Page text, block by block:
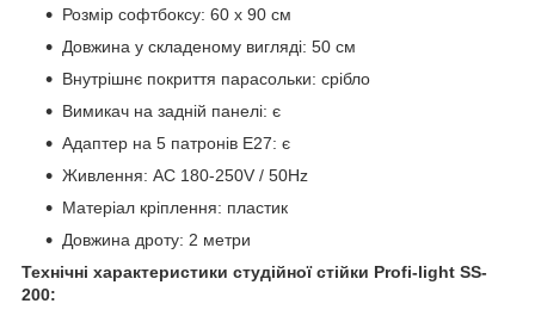
Розмір софтбоксу: 60 х 90 см
Довжина у складеному вигляді: 50 см
Внутрішнє покриття парасольки: срібло
Вимикач на задній панелі: є
Адаптер на 5 патронів E27: є
Живлення: AC 180-250V / 50Hz
Матеріал кріплення: пластик
Довжина дроту: 2 метри
Технічні характеристики студійної стійки Profi-light SS-
200: